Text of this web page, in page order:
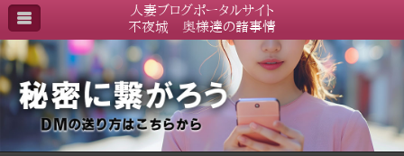
人妻ブログポータルサイト
不夜城 奥様達の諸事情